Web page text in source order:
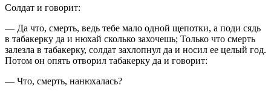
Солдат и говорит:
— Да что, смерть, ведь тебе мало одной щепотки, а поди сядь
в табакерку да и нюхай сколько захочешь; Только что смерть
залезла в табакерку, солдат захлопнул да и носил ее целый год.
Потом он опять отворил табакерку да и говорит:
— Что, смерть, нанюхалась?